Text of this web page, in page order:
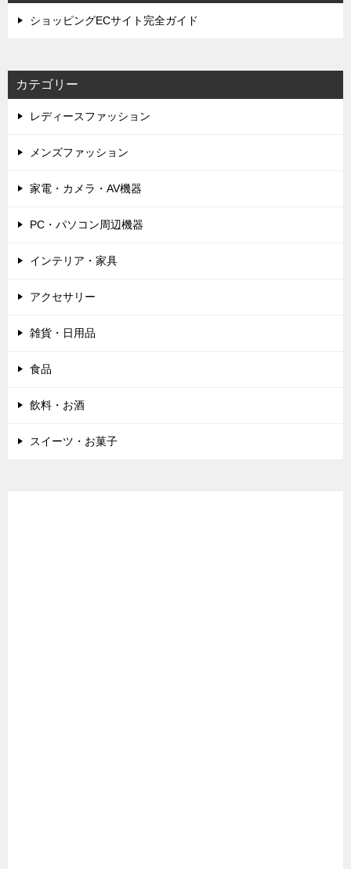
ショッピングECサイト完全ガイド
カテゴリー
レディースファッション
メンズファッション
家電・カメラ・AV機器
PC・パソコン周辺機器
インテリア・家具
アクセサリー
雑貨・日用品
食品
飲料・お酒
スイーツ・お菓子